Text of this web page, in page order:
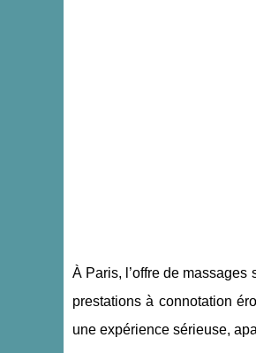
À Paris, l’offre de
prestations à connotation
une expérience sérieuse,